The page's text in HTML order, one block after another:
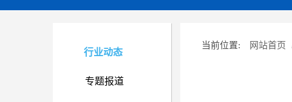
行业动态
专题报道
当前位置: 网站首页